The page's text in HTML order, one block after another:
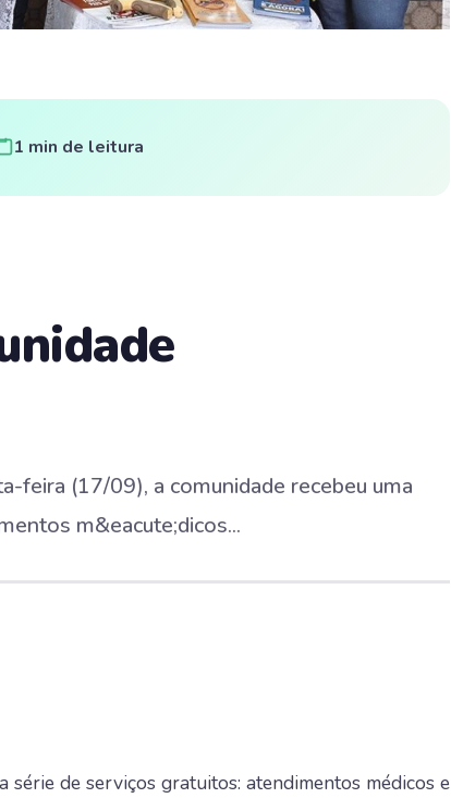
1 min de leitura
feira (17/09), a comunidade recebeu uma
m&eacute;dicos...
de serviços gratuitos: atendimentos médicos e